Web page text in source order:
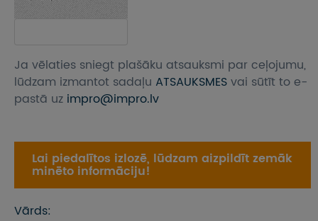
Ja vēlaties sniegt plašāku atsauksmi par ceļojumu,
lūdzam izmantot sadaļu ATSAUKSMESvai sūtīt to e-
pastā uz impro@impro.lv
Lai piedalītos izlozē, lūdzam aizpildīt zemāk
minēto informāciju!
Vārds: